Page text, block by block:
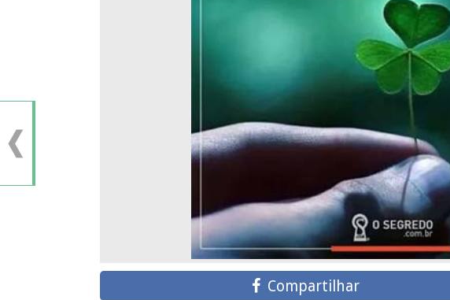
Compartilhar